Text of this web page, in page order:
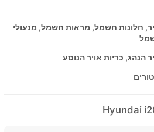
חלונות חשמל, מראות חשמל, מנעולי
הנהג, כריות אויר הנוסע